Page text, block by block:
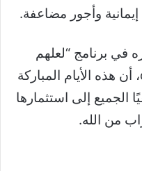
وأجور مضاعفة.
في برنامج “لعلهم
يفقهون” المذاع عبر قناة dmc، أن هذه الأيام المباركة
الجميع إلى استثمارها
من الله.